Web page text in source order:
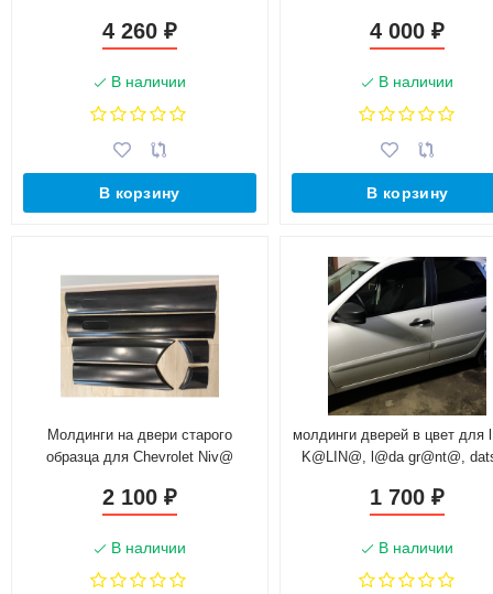
4 260 ₽
В наличии
В корзину
4 000₽
В наличии
В корзину
Молдинги на двери старого
образца для Chevrolet Niv@
2 100 ₽
В наличии
молдинги дверей в цвет для
K@LIN@, l@da gr@nt@,
1 700₽
В наличии